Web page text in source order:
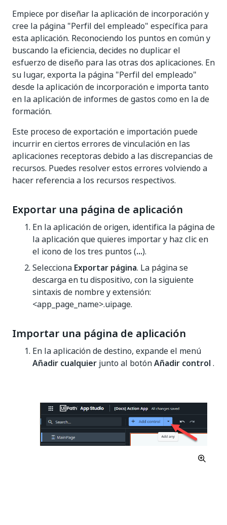
Empiece por diseñar la aplicación de incorporación y
cree la página "Perfil del empleado" específica para
esta aplicación. Reconociendo los puntos en común y
buscando la eficiencia, decides no duplicar el
esfuerzo de diseño para las otras dos aplicaciones. En
su lugar, exporta la página "Perfil del empleado"
desde la aplicación de incorporación e importa tanto
en la aplicación de informes de gastos como en la de
formación.
Este proceso de exportación e importación puede
incurrir en ciertos errores de vinculación en las
aplicaciones receptoras debido a las discrepancias de
recursos. Puedes resolver estos errores volviendo a
hacer referencia a los recursos respectivos.
Exportar una página de aplicación
En la aplicación de origen, identifica la página de
la aplicación que quieres importar y haz clic en
el icono de los tres puntos (...).
Selecciona Exportar página. La página se
descarga en tu dispositivo, con la siguiente
sintaxis de nombre y extensión:
<app_page_name>.uipage.
Importar una página de aplicación
En la aplicación de destino, expande el menú
Añadir cualquier junto al botónAñadir control .